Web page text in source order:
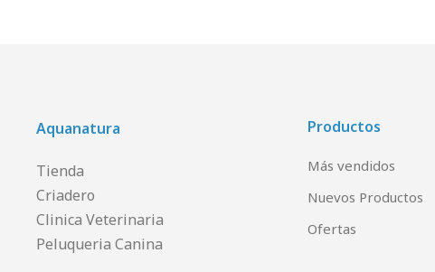
Aquanatura
Tienda
Criadero
Clinica Veterinaria
Peluqueria Canina
Productos
Más vendidos
Nuevos Productos
Ofertas